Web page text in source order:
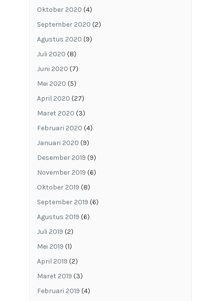
Oktober 2020 (4)
September 2020 (2)
Agustus 2020 (9)
Juli 2020 (8)
Juni 2020 (7)
Mei 2020 (5)
April 2020 (27)
Maret 2020 (3)
Februari 2020 (4)
Januari 2020 (9)
Desember 2019 (9)
November 2019 (6)
Oktober 2019 (8)
September 2019 (6)
Agustus 2019 (6)
Juli 2019 (2)
Mei 2019 (1)
April 2019 (2)
Maret 2019 (3)
Februari 2019 (4)